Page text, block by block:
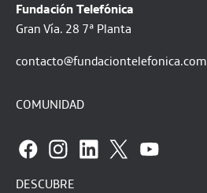
Fundación Telefónica
Gran Vía. 28 7ª Planta
contacto@fundaciontelefonica.com
COMUNIDAD
DESCUBRE